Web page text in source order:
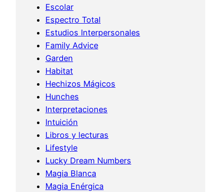
Escolar
Espectro Total
Estudios Interpersonales
Family Advice
Garden
Habitat
Hechizos Mágicos
Hunches
Interpretaciones
Intuición
Libros y lecturas
Lifestyle
Lucky Dream Numbers
Magia Blanca
Magia Enérgica